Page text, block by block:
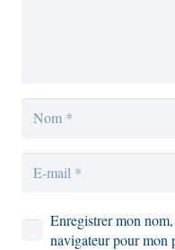
Enregistrer mon
navigateur pour mon